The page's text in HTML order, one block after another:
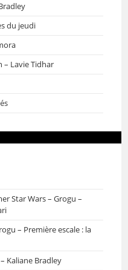
du jeudi
– Lavie Tidhar
Star Wars – Grogu –
– Première escale : la
Kaliane Bradley